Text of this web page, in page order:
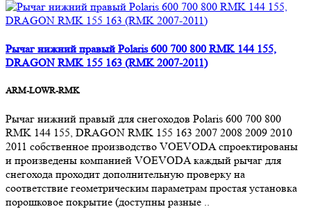
Рычаг нижний правый Polaris 600 700 800 RMK 144 155,
DRAGON RMK 155 163 (RMK 2007-2011)
ARM-LOWR-RMK
Рычаг нижний правый для снегоходов Polaris 600 700 800
RMK 144 155, DRAGON RMK 155 163 2007 2008 2009 2010
2011 собственное производство VOEVODA спроектированы
и произведены компанией VOEVODA каждый рычаг для
снегохода проходит дополнительную проверку на
соответствие геометрическим параметрам простая установка
порошковое покрытие (доступны разные ..